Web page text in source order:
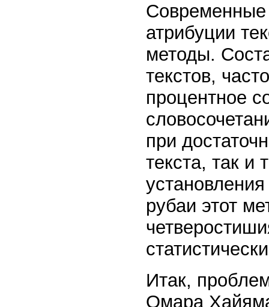
Современные
атрибуции
методы.
текстов,
процентное
при
текста, так
рубаи этот
Итак,
Омара